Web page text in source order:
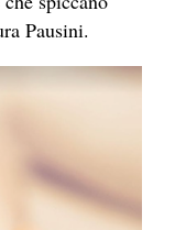
Pausini.